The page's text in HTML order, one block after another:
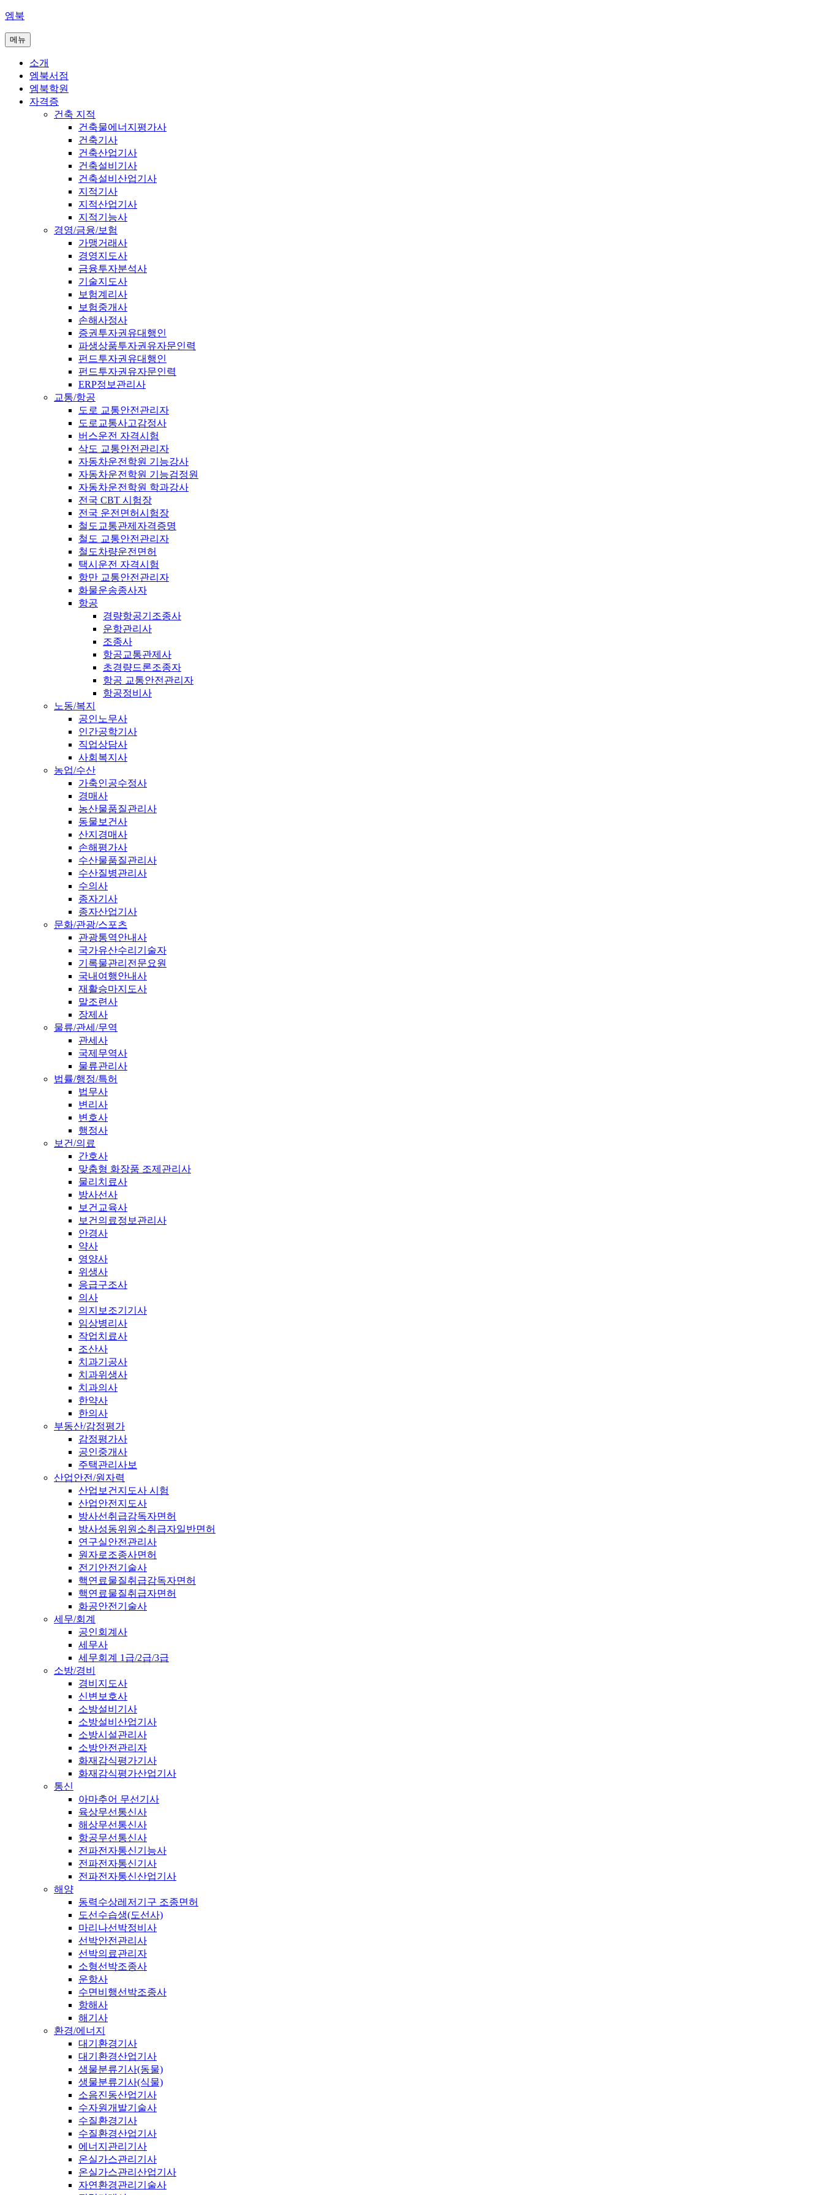
콘
츠
엠북
메뉴
소개
엠북서점
엠북학원
자격증
건축 지적
건축물에너지평가사
건축기사
건축산업기사
건축설비기사
건축설비산업기사
지적기사
지적산업기사
지적기능사
경영/금융/보험
가맹거래사
경영지도사
금융투자분석사
기술지도사
보험계리사
보험중개사
손해사정사
증권투자권유대행인
파생상품투자권유자문인력
펀드투자권유대행인
펀드투자권유자문인력
ERP정보관리사
교통/항공
도로 교통안전관리자
도로교통사고감정사
버스운전 자격시험
삭도 교통안전관리자
자동차운전학원 기능강사
자동차운전학원 기능검정원
자동차운전학원 학과강사
전국 CBT 시험장
전국 운전면허시험장
철도교통관제자격증명
철도 교통안전관리자
철도차량운전면허
택시운전 자격시험
항만 교통안전관리자
화물운송종사자
항공
경량항공기조종사
운항관리사
조종사
항공교통관제사
초경량드론조종자
항공 교통안전관리자
항공정비사
노동/복지
공인노무사
인간공학기사
직업상담사
사회복지사
농업/수산
가축인공수정사
경매사
농산물품질관리사
동물보건사
산지경매사
손해평가사
수산물품질관리사
수산질병관리사
수의사
종자기사
종자산업기사
문화/관광/스포츠
관광통역안내사
국가유산수리기술자
기록물관리전문요원
국내여행안내사
재활승마지도사
말조련사
장제사
물류/관세/무역
관세사
국제무역사
물류관리사
법률/행정/특허
법무사
변리사
변호사
행정사
보건/의료
간호사
맞춤형 화장품 조제관리사
물리치료사
방사선사
보건교육사
보건의료정보관리사
안경사
약사
영양사
위생사
응급구조사
의사
의지보조기기사
임상병리사
작업치료사
조산사
치과기공사
치과위생사
치과의사
한약사
한의사
부동산/감정평가
감정평가사
공인중개사
주택관리사보
산업안전/원자력
산업보건지도사 시험
산업안전지도사
방사선취급감독자면허
방사성동위원소취급자일반면허
연구실안전관리사
원자로조종사면허
전기안전기술사
핵연료물질취급감독자면허
핵연료물질취급자면허
화공안전기술사
세무/회계
공인회계사
세무사
세무회계 1급/2급/3급
소방/경비
경비지도사
신변보호사
소방설비기사
소방설비산업기사
소방시설관리사
소방안전관리자
화재감식평가기사
화재감식평가산업기사
통신
아마추어 무선기사
육상무선통신사
해상무선통신사
항공무선통신사
전파전자통신기능사
전파전자통신기사
전파전자통신산업기사
해양
동력수상레저기구 조종면허
도선수습생(도선사)
마리나선박정비사
선박안전관리사
선박의료관리자
소형선박조종사
운항사
수면비행선박조종사
항해사
해기사
환경/에너지
대기환경기사
대기환경산업기사
생물분류기사(동물)
생물분류기사(식물)
소음진동산업기사
수자원개발기술사
수질환경기사
수질환경산업기사
에너지관리기사
온실가스관리기사
온실가스관리산업기사
자연환경관리기술사